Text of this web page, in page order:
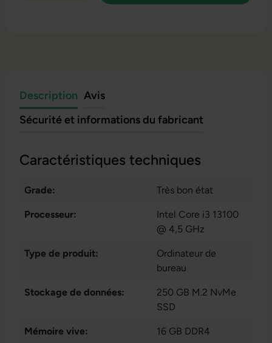
Description Avis
Sécurité et informations du fabricant
Caractéristiques techniques
Grade: Très bon état
Processeur:
Intel Core i3 13100
@ 4,5 GHz
Type de produit:
Ordinateur de
bureau
Stockage de données:
250 GB M.2 NvMe
SSD
Mémoire vive: 16 GB DDR4